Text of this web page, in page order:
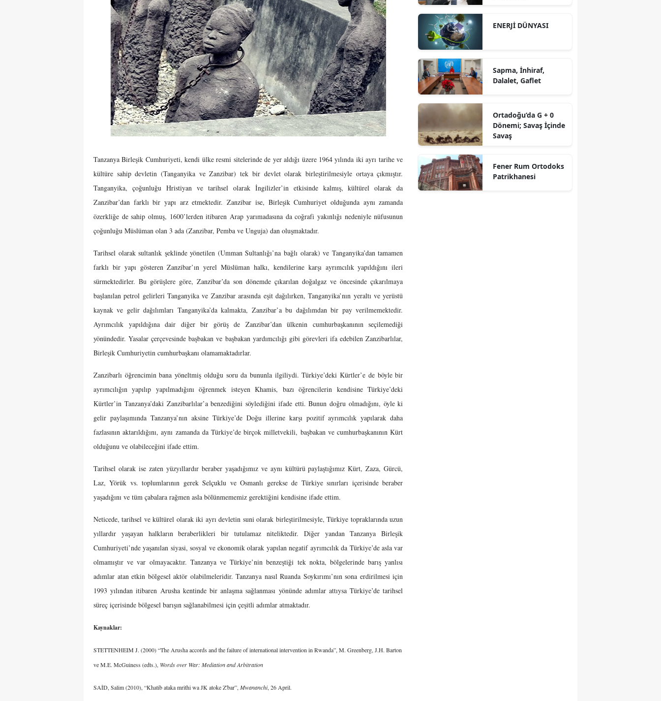
Tanzanya Birleşik Cumhuriyeti, kendi ülke resmi sitelerinde de yer aldığı üzere 1964 yılında iki ayrı tarihe ve
kültüre sahip devletin (Tanganyika ve Zanzibar) tek bir devlet olarak birleştirilmesiyle ortaya çıkmıştır.
Tanganyika, çoğunluğu Hristiyan ve tarihsel olarak İngilizler’in etkisinde kalmış, kültürel olarak da
Zanzibar’dan farklı bir yapı arz etmektedir. Zanzibar ise, Birleşik Cumhuriyet olduğunda aynı zamanda
özerkliğe de sahip olmuş, 1600’lerden itibaren Arap yarımadasına da coğrafi yakınlığı nedeniyle nüfusunun
çoğunluğu Müslüman olan 3 ada (Zanzibar, Pemba ve Unguja) dan oluşmaktadır.
Tarihsel olarak sultanlık şeklinde yönetilen (Umman Sultanlığı’na bağlı olarak) ve Tanganyika’dan tamamen
farklı bir yapı gösteren Zanzibar’ın yerel Müslüman halkı, kendilerine karşı ayrımcılık yapıldığını ileri
sürmektedirler. Bu görüşlere göre, Zanzibar’da son dönemde çıkarılan doğalgaz ve öncesinde çıkarılmaya
başlanılan petrol gelirleri Tanganyika ve Zanzibar arasında eşit dağılırken, Tanganyika’nın yeraltı ve yerüstü
kaynak ve gelir dağılımları Tanganyika’da kalmakta, Zanzibar’a bu dağılımdan bir pay verilmemektedir.
Ayrımcılık yapıldığına dair diğer bir görüş de Zanzibar’dan ülkenin cumhurbaşkanının seçilemediği
yönündedir. Yasalar çerçevesinde başbakan ve başbakan yardımcılığı gibi görevleri ifa edebilen Zanzibarlılar,
Birleşik Cumhuriyetin cumhurbaşkanı olamamaktadırlar.
Zanzibarlı öğrencimin bana yöneltmiş olduğu soru da bununla ilgiliydi. Türkiye’deki Kürtler’e de böyle bir
ayrımcılığın yapılıp yapılmadığını öğrenmek isteyen Khamis, bazı öğrencilerin kendisine Türkiye’deki
Kürtler’in Tanzanya’daki Zanzibarlılar’a benzediğini söylediğini ifade etti. Bunun doğru olmadığını, öyle ki
gelir paylaşımında Tanzanya’nın aksine Türkiye’de Doğu illerine karşı pozitif ayrımcılık yapılarak daha
fazlasının aktarıldığını, aynı zamanda da Türkiye’de birçok milletvekili, başbakan ve cumhurbaşkanının Kürt
olduğunu ve olabileceğini ifade ettim.
Tarihsel olarak ise zaten yüzyıllardır beraber yaşadığımız ve aynı kültürü paylaştığımız Kürt, Zaza, Gürcü,
Laz, Yörük vs. toplumlarının gerek Selçuklu ve Osmanlı gerekse de Türkiye sınırları içerisinde beraber
yaşadığını ve tüm çabalara rağmen asla bölünmememiz gerektiğini kendisine ifade ettim.
Neticede, tarihsel ve kültürel olarak iki ayrı devletin suni olarak birleştirilmesiyle, Türkiye topraklarında uzun
yıllardır yaşayan halkların beraberlikleri bir tutulamaz niteliktedir. Diğer yandan Tanzanya Birleşik
Cumhuriyeti’nde yaşanılan siyasi, sosyal ve ekonomik olarak yapılan negatif ayrımcılık da Türkiye’de asla var
olmamıştır ve var olmayacaktır. Tanzanya ve Türkiye’nin benzeştiği tek nokta, bölgelerinde barış yanlısı
adımlar atan etkin bölgesel aktör olabilmeleridir. Tanzanya nasıl Ruanda Soykırımı’nın sona erdirilmesi için
1993 yılından itibaren Arusha kentinde bir anlaşma sağlanması yönünde adımlar attıysa Türkiye’de tarihsel
süreç içerisinde bölgesel barışın sağlanabilmesi için çeşitli adımlar atmaktadır.
Kaynaklar:
STETTENHEIM J. (2000) “The Arusha accords and the failure of international intervention in Rwanda”, M. Greenberg, J.H. Barton
ve M.E. McGuiness (edts.), Words over War: Mediation and Arbitration
SAİD, Salim (2010), “Khatib ataka mrithi wa JK atoke Z'bar”,Mwananchi, 26 April.
ENERJİ DÜNYASI
Sapma, İnhiraf,
Dalalet, Gaflet
Ortadoğu’da G + 0
Dönemi; Savaş İçinde
Savaş
Fener Rum Ortodoks
Patrikhanesi